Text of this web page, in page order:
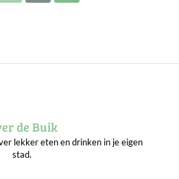
de Buik
lekker eten en drinken in je eigen
stad.